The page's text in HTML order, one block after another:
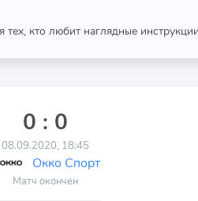
кто любит наглядные инструкции
0 : 0
08.09.2020, 18:45
Окко Спорт
Матч окончен